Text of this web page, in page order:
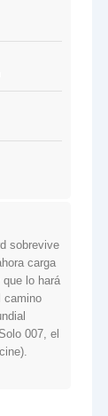
sobrevive
carga
lo hará
camino
007, el